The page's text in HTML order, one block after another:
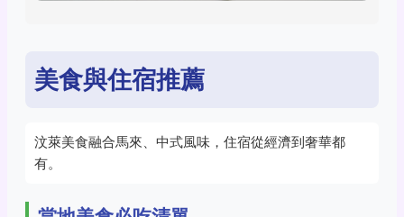
美食與住宿推薦
汶萊美食融合馬來、中式風味，住宿從經濟到奢華都
有。